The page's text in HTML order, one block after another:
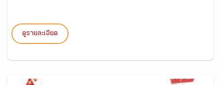
ดูรายละเอียด